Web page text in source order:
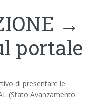
→
portale
di presentare le
(Stato Avanzamento